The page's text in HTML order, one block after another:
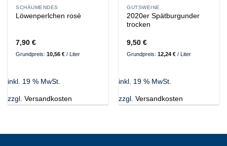
SCHÄUMENDES
Löwenperlchen rosé
7,90€
Grundpreis:10,56€ /Liter
inkl. 19 % MwSt.
zzgl. Versandkosten
GUTSWEINE
2020er Spätburgunder
trocken
9,50€
Grundpreis:12,24€ /Liter
inkl. 19 % MwSt.
zzgl. Versandkosten